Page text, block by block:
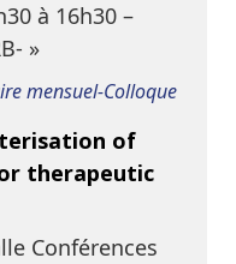
à 16h30 –
»
mensuel-Colloque
of
therapeutic
Conférences